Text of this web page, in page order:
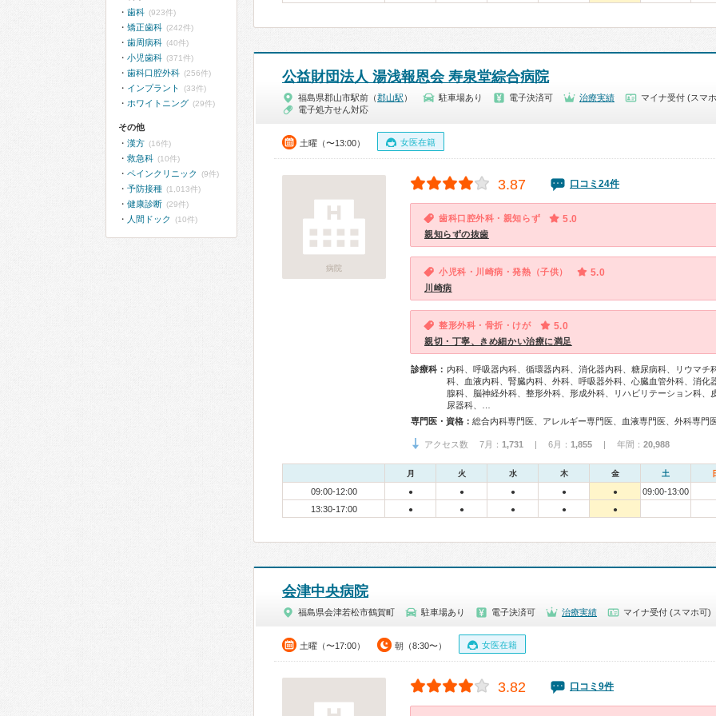
公益財団法人 湯浅報恩会 寿泉堂綜合病院
福島県郡山市駅前（郡山駅 ） 駐車場あり 電子決済可 治療実績
マイナ受付 (スマ
電子処方せん対応
土曜（〜13:00） 女医在籍
病院
3.87 口コミ24件
歯科口腔外科・親知らず 5.0
親知らずの抜歯
小児科・川崎病・発熱（子供） 5.0
川崎病
整形外科・骨折・けが 5.0
親切・丁寧、きめ細かい治療に満足
診療科： 内科、呼吸器内科、循環器内科、消化器内科、糖尿病科、リウマチ
科、血液内科、腎臓内科、外科、呼吸器外科、心臓血管外科、消化
腺科、脳神経外科、整形外科、形成外科、リハビリテーション科、
尿器科、…
専門医・資格：
アクセス数 7月： 1,731 | 6月： 1,855 | 年間： 20,988
月 火 水 木 金 土
09:00-12:00 ● ● ● ● ●
09:00-13:00
13:30-17:00
● ● ● ● ●
会津中央病院
福島県会津若松市鶴賀町 駐車場あり 電子決済可 治療実績 マイナ受付 (スマホ可)
土曜（〜17:00） 朝（8:30〜） 女医在籍
3.82 口コミ9件
歯科 (923件)
矯正歯科 (242件)
歯周病科 (40件)
小児歯科 (371件)
歯科口腔外科 (256件)
インプラント (33件)
ホワイトニング (29件)
その他
漢方 (16件)
救急科 (10件)
ペインクリニック (9件)
予防接種 (1,013件)
健康診断 (29件)
人間ドック (10件)